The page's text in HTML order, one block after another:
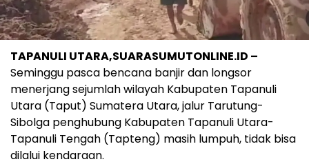
TAPANULI UTARA,SUARASUMUTONLINE.ID –
Seminggu pasca bencana banjir dan longsor
menerjang sejumlah wilayah Kabupaten Tapanuli
Utara (Taput) Sumatera Utara, jalur Tarutung-
Sibolga penghubung Kabupaten Tapanuli Utara-
Tapanuli Tengah (Tapteng) masih lumpuh, tidak bisa
dilalui kendaraan.